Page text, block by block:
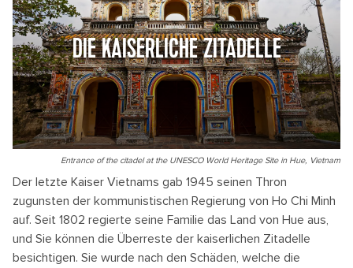
DIE KAISERLICHE ZITADELLE
Entrance of the citadel at the UNESCO World Heritage Site in Hue, Vietnam
Der letzte Kaiser Vietnams gab 1945 seinen Thron
zugunsten der kommunistischen Regierung von Ho Chi Minh
auf. Seit 1802 regierte seine Familie das Land von Hue aus,
und Sie können die Überreste der kaiserlichen Zitadelle
besichtigen. Sie wurde nach den Schäden, welche die